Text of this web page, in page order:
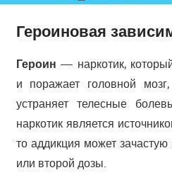
Героиновая
Героин — наркотик,
и поражает головной
устраняет телесные
наркотик является
то аддикция может
или второй дозы.